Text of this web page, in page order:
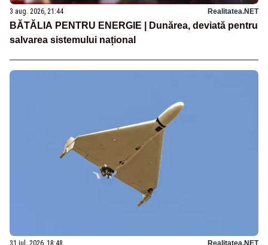
3 aug. 2026, 21:44 Realitatea.NET
BĂTĂLIA PENTRU ENERGIE | Dunărea, deviată pentru
salvarea sistemului național
31 iul. 2026, 18:48 Realitatea.NET